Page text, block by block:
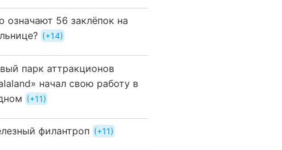
означают 56 заклёпок на
+14
парк аттракционов
начал свою работу в
+11
филантроп +11